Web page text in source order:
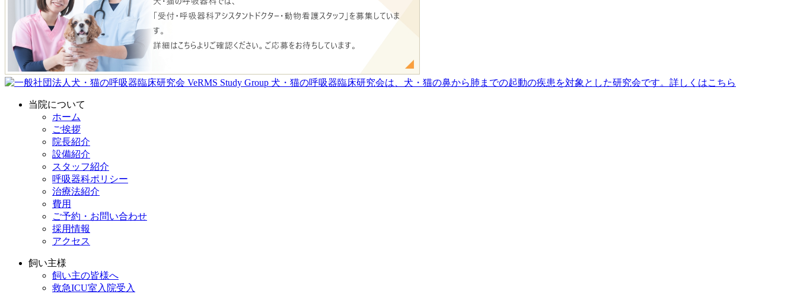
当院について
ホーム
ご挨拶
院長紹介
設備紹介
スタッフ紹介
呼吸器科ポリシー
治療法紹介
費用
ご予約・お問い合わせ
採用情報
アクセス
飼い主様
飼い主の皆様へ
救急ICU室入院受入